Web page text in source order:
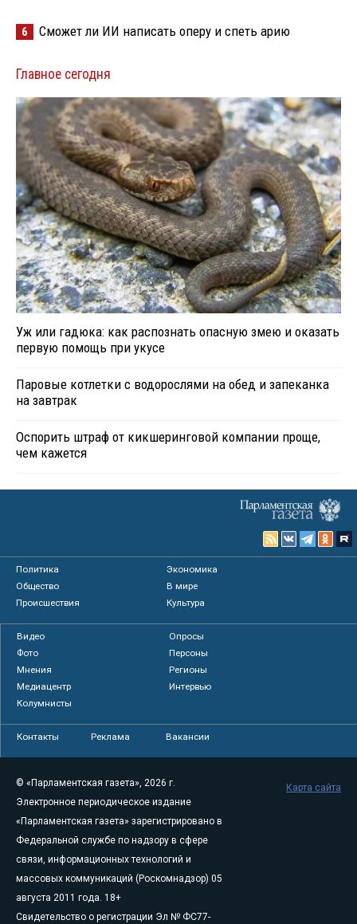
6 Сможет ли ИИ написать оперу и спеть арию
Главное сегодня
Уж или гадюка: как распознать опасную змею и оказать
первую помощь при укусе
Паровые котлетки с водорослями на обед и запеканка
на завтрак
Оспорить штраф от кикшеринговой компании проще,
чем кажется
Политика
Экономика
Общество
В мире
Происшествия
Культура
Видео
Опросы
Фото
Персоны
Мнения
Регионы
Медиацентр
Интервью
Колумнисты
Контакты Реклама Вакансии
© «Парламентская газета», 2026 г.
Электронное периодическое издание
«Парламентская газета» зарегистрировано в
Федеральной службе по надзору в сфере
связи, информационных технологий и
массовых коммуникаций (Роскомнадзор) 05
августа 2011 года. 18+
Свидетельство о регистрации Эл № ФС77-
Карта сайта